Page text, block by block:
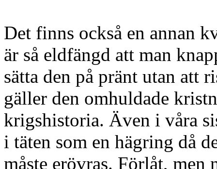
Det finns också en annan
är så eldfängd att man
sätta den på pränt utan att
gäller den omhuldade
krigshistoria. Även i våra
i täten som en hägring då
måste erövras. Förlåt,